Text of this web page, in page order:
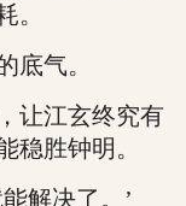
。
气。
让江玄终究有
稳胜钟明。
解决了。’